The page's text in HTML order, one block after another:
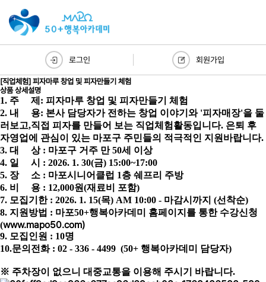
로그인 회원가입
[직업체험] 피자마루 창업 및 피자만들기 체험
상품 상세설명
1. 주 제: 피자마루 창업 및 피자만들기 체험
2. 내 용: 본사 담당자가 전하는 창업 이야기와 '피자매장'을 둘
러보고,직접 피자를 만들어 보는 직업체험활동입니다. 은퇴 후
자영업에 관심이 있는 마포구 주민들의 적극적인 지원바랍니다.
3. 대 상 : 마포구 거주 만 50세 이상
4. 일 시 : 2026. 1. 30(금) 15:00~17:00
5. 장 소 : 마포시니어클럽 1층 쉐프리 주방
6. 비 용 : 12,000원(재료비 포함)
7. 모집기한 : 2026. 1. 15(목) AM 10:00 - 마감시까지 (선착순)
8. 지원방법 : 마포50+행복아카데미 홈페이지를 통한 수강신청
(www.mapo50.com)
9. 모집인원 : 10명
10.문의전화 : 02 - 336 - 4499 (50+ 행복아카데미 담당자)
※ 주차장이 없으니 대중교통을 이용해 주시기 바랍니다.